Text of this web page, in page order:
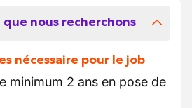
que nous recherchons
nécessaire pour le job
minimum 2 ans en pose de